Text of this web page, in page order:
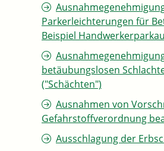
Parkerleichterungen für
Beispiel
betäubungslosen
("Schächten")
Ausnahmen von
Gefahrstoffverordnung
Ausschlagung der